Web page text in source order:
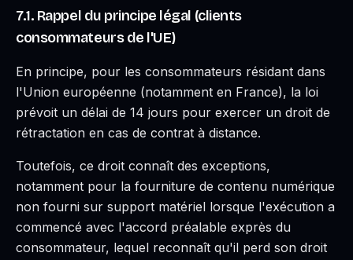
7.1. Rappel du principe légal (clients
consommateurs de l'UE)
En principe, pour les consommateurs résidant dans
l'Union européenne (notamment en France), la loi
prévoit un délai de 14 jours pour exercer un droit de
rétractation en cas de contrat à distance.
Toutefois, ce droit connaît des exceptions,
notamment pour la fourniture de contenu numérique
non fourni sur support matériel lorsque l'exécution a
commencé avec l'accord préalable exprès du
consommateur, lequel reconnaît qu'il perd son droit